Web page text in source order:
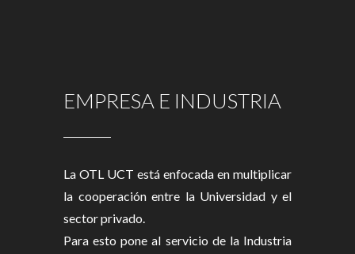
EMPRESA E INDUSTRIA
La OTL UCT está enfocada en multiplicar
la cooperación entre la Universidad y el
sector privado.
Para esto pone al servicio de la Industria